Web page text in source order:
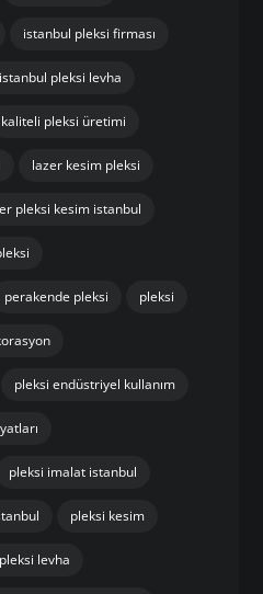
istanbul pleksi firması
istanbul pleksi levha
kaliteli pleksi üretimi
lazer kesim pleksi
pleksi kesim istanbul
perakende pleksi pleksi
pleksi endüstriyel kullanım
pleksi imalat istanbul
pleksi kesim
pleksi levha